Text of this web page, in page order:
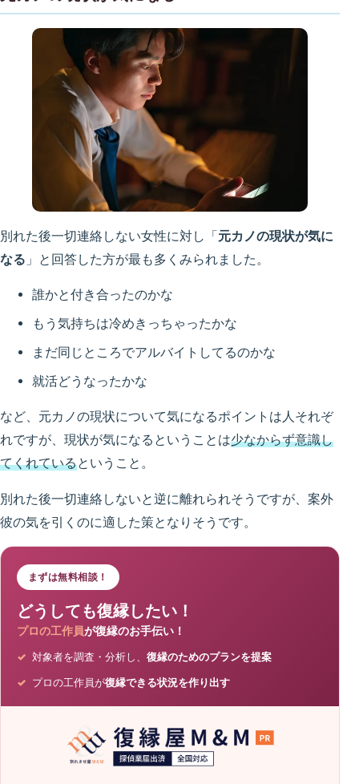
別れた後一切連絡しない女性に対し「元カノの現状が気に
なる 」と回答した方が最も多くみられました。
誰かと付き合ったのかな
もう気持ちは冷めきっちゃったかな
まだ同じところでアルバイトしてるのかな
就活どうなったかな
など、元カノの現状について気になるポイントは人それぞ
れですが、現状が気になるということは少なからず意識し
てくれているということ。
別れた後一切連絡しないと逆に離れられそうですが、案外
彼の気を引くのに適した策となりそうです。
まずは無料相談！
どうしても復縁したい！
プロの工作員が復縁のお手伝い！
対象者を調査・分析し、 復縁のためのプランを提案
プロの工作員が復縁できる状況を作り出す